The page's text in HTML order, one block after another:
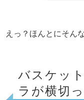
えっ？ほんとにそん
バスケッ
ラが横切